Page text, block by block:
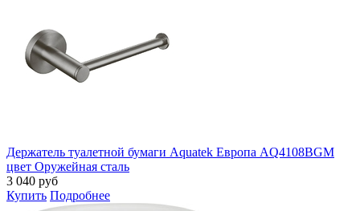
Держатель туалетной бумаги Aquatek Европа AQ4108BGM
цвет Оружейная сталь
3 040 руб
Купить Подробнее